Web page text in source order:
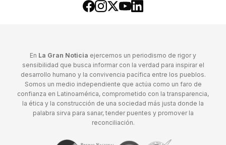
En La Gran Noticia ejercemos un periodismo de rigor y
sensibilidad que busca informar con la verdad para inspirar el
desarrollo humano y la convivencia pacífica entre los pueblos.
Somos un medio independiente que actúa como un faro de
confianza en Latinoamérica, comprometido con la transparencia,
la ética y la construcción de una sociedad más justa donde la
palabra sirva para sanar, tender puentes y promover la
reconciliación.